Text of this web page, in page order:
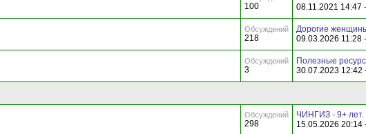
100
08.11.2021 14:47 -
Обсуждений
218
Дорогие
09.03.2026 11:28 -
Обсуждений
3
Полезные
30.07.2023 12:42
Обсуждений
298
ЧИНГИЗ - 9+
15.05.2026 20:14